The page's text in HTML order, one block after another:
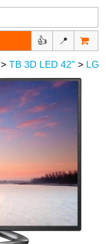
👍 📍
> ТВ 3D LED 42" > LG